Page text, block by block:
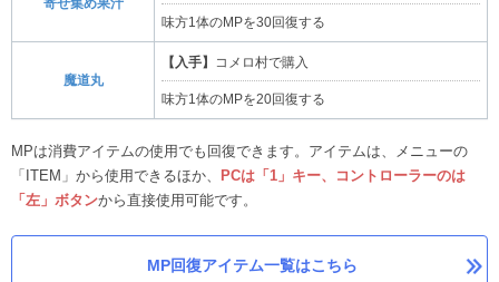
寄せ集め果汁
味方1体のMPを30回復する
魔道丸
【入手】 コメロ村で購入
味方1体のMPを20回復する
MPは消費アイテムの使用でも回復できます。アイテムは、メニューの
「ITEM」から使用できるほか、 PCは「1」キー、コントローラーのは
「左」ボタンから直接使用可能です。
MP回復アイテム一覧はこちら